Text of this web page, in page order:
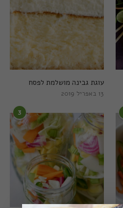
עוגת גבינה מושלמת לפסח
13 באפריל 2019
3